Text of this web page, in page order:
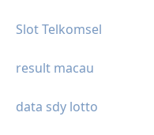
Slot Telkomsel
result macau
data sdy lotto